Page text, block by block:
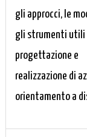
gli approcci, le
gli strumenti utili
progettazione e
realizzazione di
orientamento a